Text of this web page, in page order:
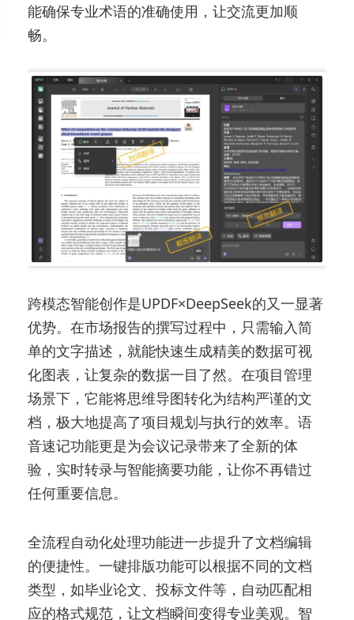
能确保专业术语的准确使用，让交流更加顺
畅。
跨模态智能创作是UPDF×DeepSeek的又一显著
优势。在市场报告的撰写过程中，只需输入简
单的文字描述，就能快速生成精美的数据可视
化图表，让复杂的数据一目了然。在项目管理
场景下，它能将思维导图转化为结构严谨的文
档，极大地提高了项目规划与执行的效率。语
音速记功能更是为会议记录带来了全新的体
验，实时转录与智能摘要功能，让你不再错过
任何重要信息。
全流程自动化处理功能进一步提升了文档编辑
的便捷性。一键排版功能可以根据不同的文档
类型，如毕业论文、投标文件等，自动匹配相
应的格式规范，让文档瞬间变得专业美观。智